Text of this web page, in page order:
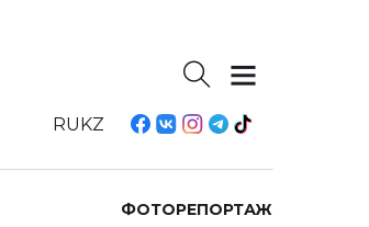
RUKZ
ФОТОРЕПОРТАЖ